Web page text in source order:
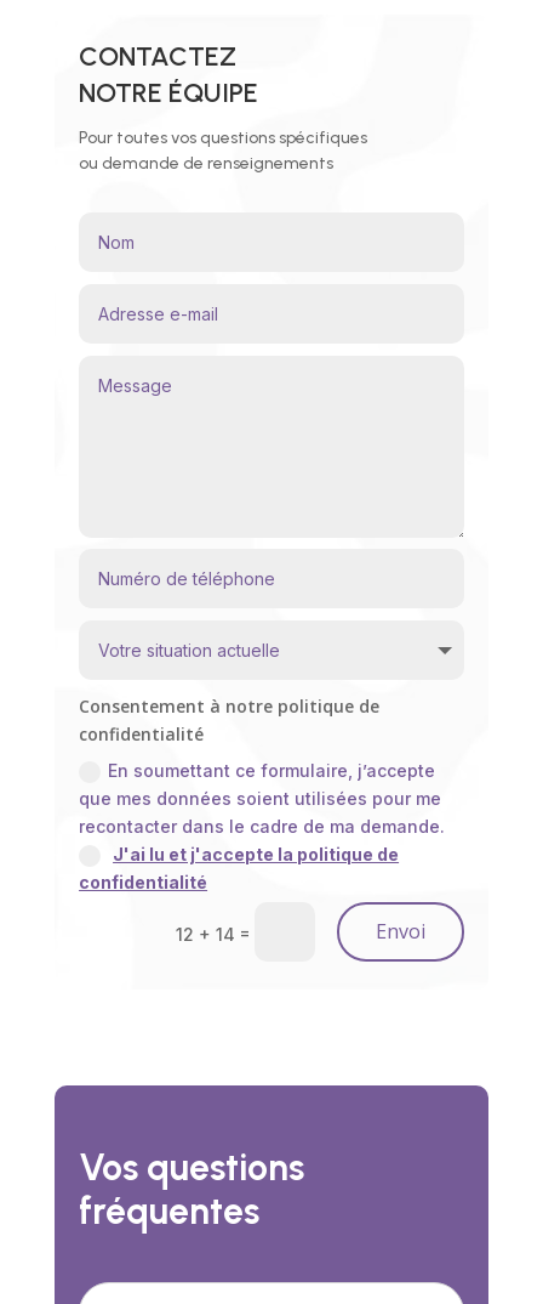
CONTACTEZ
NOTRE ÉQUIPE
Pour toutes vos questions spécifiques
ou demande de renseignements
Consentement à notre politique de
confidentialité
En soumettant ce formulaire, j’accepte
que mes données soient utilisées pour me
recontacter dans le cadre de ma demande.
J'ai lu et j'accepte la politique de
confidentialité
12 + 14 = Envoi
Vos questions
fréquentes